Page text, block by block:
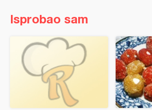
Isprobao sam